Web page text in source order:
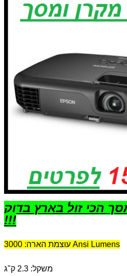
הכי זול בארץ בדוק
!!!
עוצמת הארה: 3000 Ansi Lumens
משקל: 2.3 ק"ג